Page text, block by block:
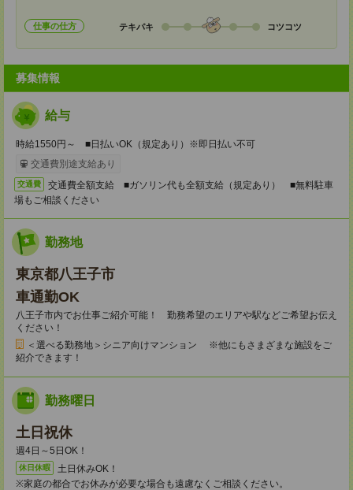
仕事の仕方 テキパキ コツコツ
募集情報
給与
時給1550円～ ■日払いOK（規定あり）※即日払い不可
交通費別途支給あり
交通費
交通費全額支給 ■ガソリン代も全額支給（規定あり） ■無料駐車
場もご相談ください
勤務地
東京都八王子市
車通勤OK
八王子市内でお仕事ご紹介可能！ 勤務希望のエリアや駅などご希望お伝え
ください！
＜選べる勤務地＞シニア向けマンション ※他にもさまざまな施設をご
紹介できます！
勤務曜日
土日祝休
週4日～5日OK！
休日休暇
土日休みOK！
※家庭の都合でお休みが必要な場合も遠慮なくご相談ください。